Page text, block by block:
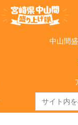
中山間
Search
for: